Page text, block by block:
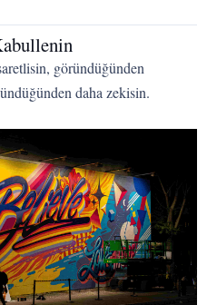
göründüğünden
daha zekisin.